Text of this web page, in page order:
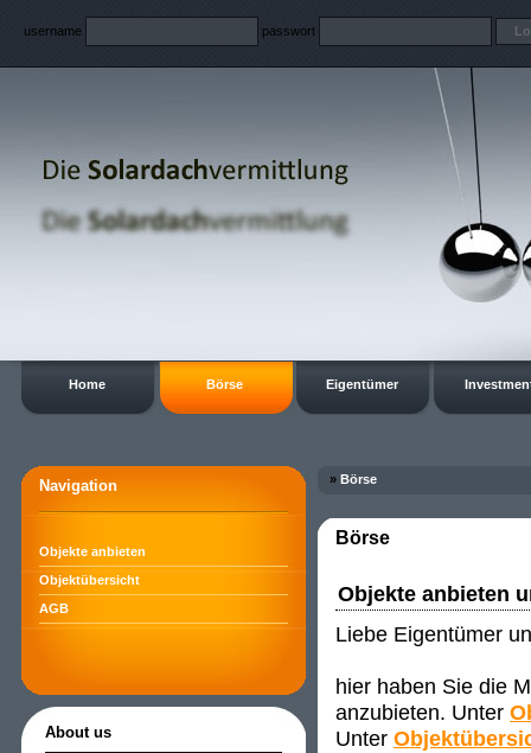
username passwort
Home Börse Eigentümer
Navigation
Objekte anbieten
Objektübersicht
AGB
About us
» Börse
Börse
Objekte anbieten
Liebe Eigentümer
hier haben Sie die
anzubieten. Unter
Unter